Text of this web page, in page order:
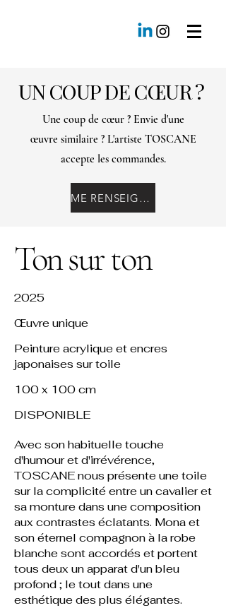
UN COUP DE CŒUR ?
Une coup de cœur ? Envie d'une
œuvre similaire ? L'artiste TOSCANE
accepte les commandes.
ME RENSEIGNER
Ton sur ton
2025
Œuvre unique
Peinture acrylique et encres
japonaises sur toile
100 x 100 cm
DISPONIBLE
Avec son habituelle touche
d'humour et d'irrévérence,
TOSCANE nous présente une toile
sur la complicité entre un cavalier et
sa monture dans une composition
aux contrastes éclatants. Mona et
son éternel compagnon à la robe
blanche sont accordés et portent
tous deux un apparat d'un bleu
profond ; le tout dans une
esthétique des plus élégantes.